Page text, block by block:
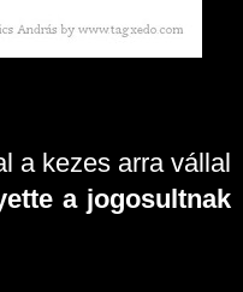
a kezes arra vállal
a jogosultnak